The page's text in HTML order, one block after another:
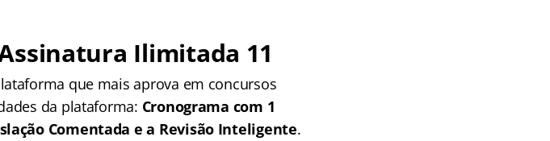
Ilimitada 11
que mais aprova em concursos
da plataforma: Cronograma com 1
Comentada e a Revisão Inteligente.